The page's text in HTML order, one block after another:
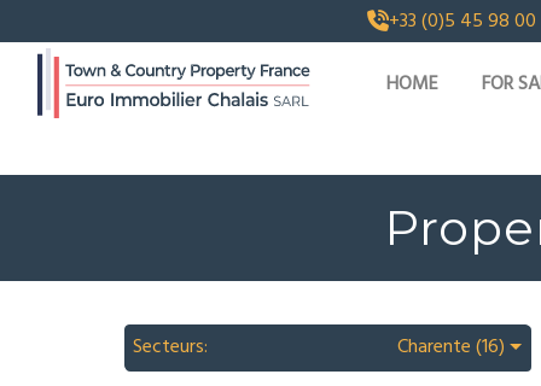
+33 (0)5 45 98
HOME FOR
Secteurs: Charente (16)